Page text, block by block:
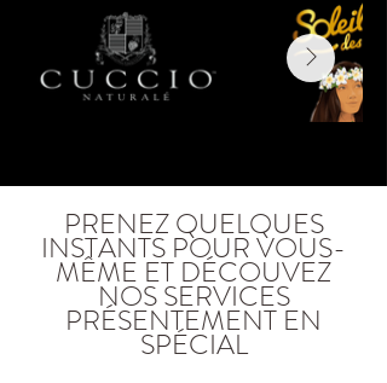
PRENEZ QUELQUES
INSTANTS POUR VOUS-
MÊME ET DÉCOUVEZ
NOS SERVICES
PRÉSENTEMENT EN
SPÉCIAL